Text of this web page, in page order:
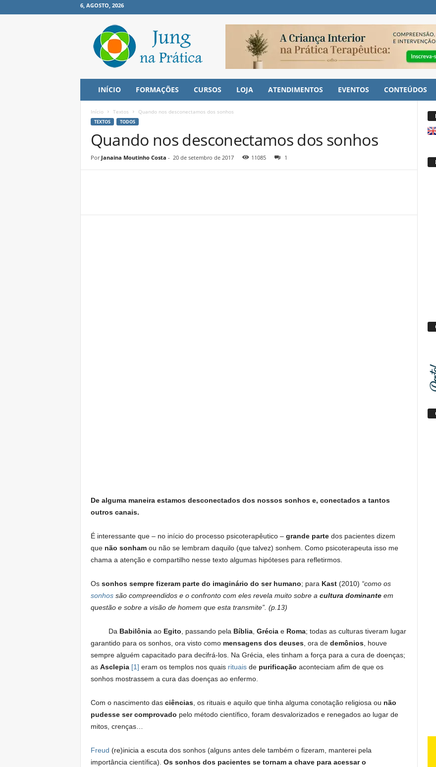
6, AGOSTO, 2026
INÍCIO FORMAÇÕES CURSOS LOJA ATENDIMENTOS EVENTOS CONTEÚDOS
Início Textos Quando nos desconectamos dos sonhos
TEXTOS TODOS
Quando nos desconectamos dos sonhos
Por Janaina Moutinho Costa - 20 de setembro de 2017 11085 1
De alguma maneira estamos desconectados dos nossos sonhos e, conectados a tantos
outros canais.
É interessante que – no início do processo psicoterapêutico – grande partedos pacientes dizem
quenão sonhamou não se lembram daquilo (que talvez) sonhem. Como psicoterapeuta isso me
chama a atenção e compartilho nesse texto algumas hipóteses para refletirmos.
Os sonhos sempre fizeram parte do imaginário do ser humano; para Kast(2010) “como os
sonhossão compreendidos e o confronto com eles revela muito sobre a cultura dominanteem
questão e sobre a visão de homem que esta transmite”. (p.13)
Da Babilôniaao Egito , passando pela Bíblia, Gréciae Roma; todas as culturas tiveram lugar
garantido para os sonhos, ora visto como mensagens dos deuses, ora de demônios, houve
sempre alguém capacitado para decifrá-los. Na Grécia, eles tinham a força para a cura de doenças;
as Asclepia [1] eram os templos nos quais rituaisde purificação aconteciam afim de que os
sonhos mostrassem a cura das doenças ao enfermo.
Com o nascimento das ciências, os rituais e aquilo que tinha alguma conotação religiosa ou não
pudesse ser comprovado pelo método científico, foram desvalorizados e renegados ao lugar de
mitos, crenças…
Freud (re)inicia a escuta dos sonhos (alguns antes dele também o fizeram, manterei pela
importância científica). Os sonhos dos pacientes se tornam a chave para acessar o